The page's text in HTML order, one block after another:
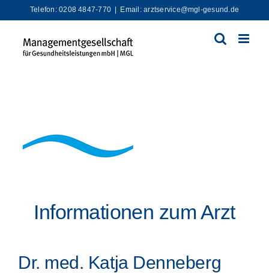
Inhalt
springen
Telefon: 0208 4847-770 Email: arztservice@mgl-gesund.de
Informationen zum Arzt
Dr. med. Katja Denneberg